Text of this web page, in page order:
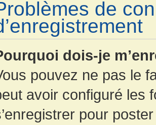
de
dois-je
pouvez ne pas le
avoir configuré les
pour